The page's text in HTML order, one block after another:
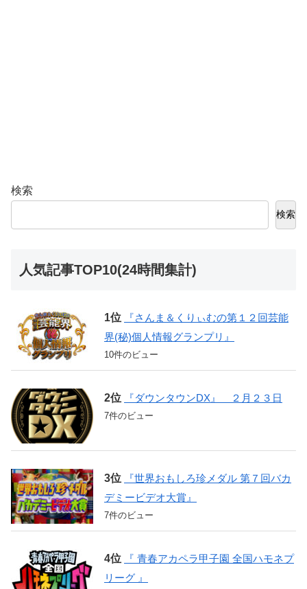
検索
検索
人気記事TOP10(24時間集計)
『さんま＆くりぃむの第１２回芸能
界(秘)個人情報グランプリ』
10件のビュー
『ダウンタウンDX』 ２月２３日
7件のビュー
『世界おもしろ珍メダル 第７回バカ
デミービデオ大賞』
7件のビュー
『 青春アカペラ甲子園 全国ハモネプ
リーグ 』